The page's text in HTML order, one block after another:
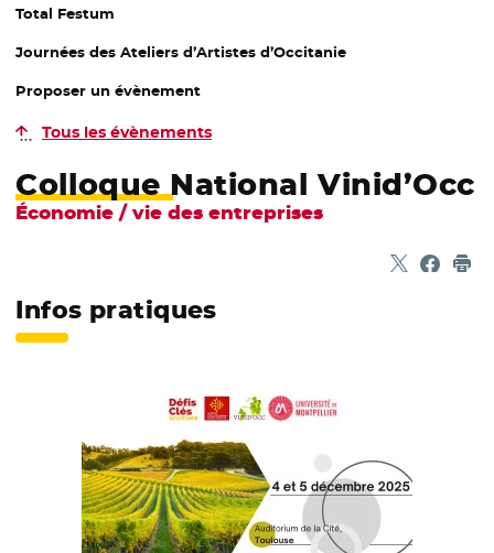
Total Festum
Journées des Ateliers d’Artistes d’Occitanie
Proposer un évènement
Tous les évènements
Colloque National Vinid’Occ
Économie / vie des entreprises
Partager
- Nouvelle
-
Infos pratiques